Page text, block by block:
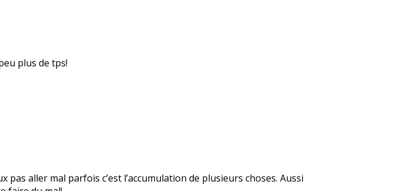
plus de tps!
pas aller mal parfois c’est l’accumulation de plusieurs choses. Aussi